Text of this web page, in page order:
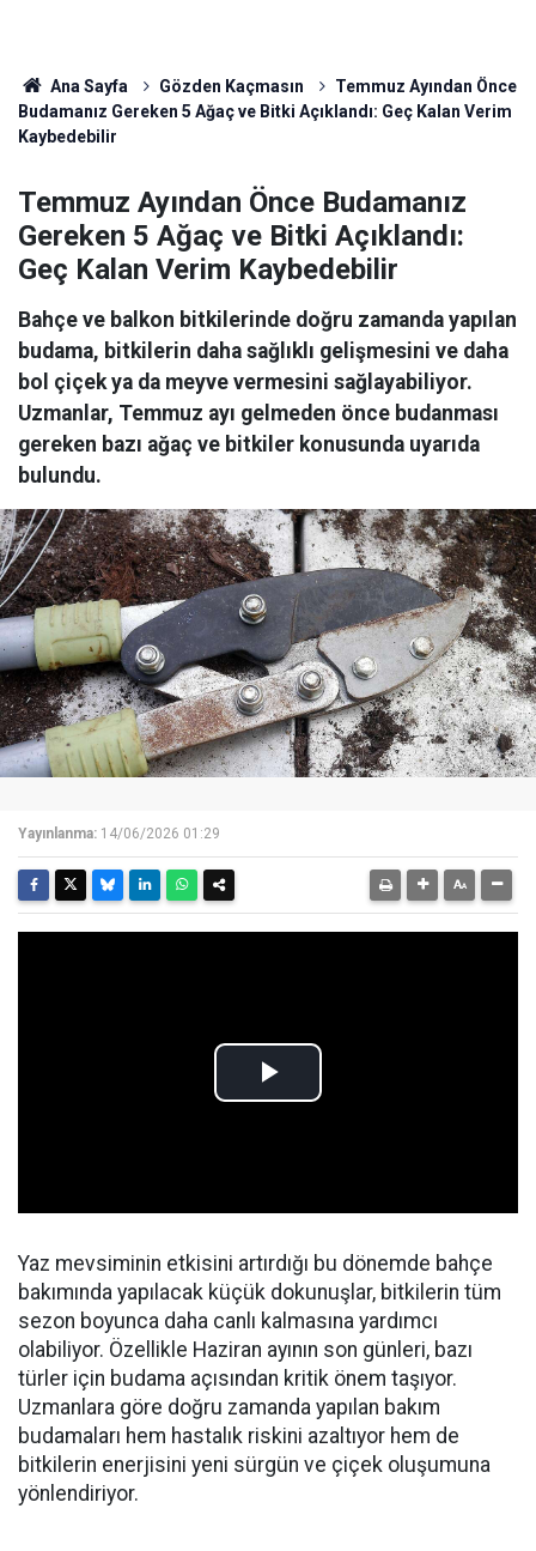
Ana Sayfa Gözden Kaçmasın
Temmuz Ayından Önce
Budamanız Gereken 5 Ağaç ve Bitki Açıklandı: Geç Kalan Verim
Kaybedebilir
Temmuz Ayından Önce Budamanız
Gereken 5 Ağaç ve Bitki Açıklandı:
Geç Kalan Verim Kaybedebilir
Bahçe ve balkon bitkilerinde doğru zamanda yapılan
budama, bitkilerin daha sağlıklı gelişmesini ve daha
bol çiçek ya da meyve vermesini sağlayabiliyor.
Uzmanlar, Temmuz ayı gelmeden önce budanması
gereken bazı ağaç ve bitkiler konusunda uyarıda
bulundu.
Yayınlanma: 14/06/2026 01:29
Yaz mevsiminin etkisini artırdığı bu dönemde bahçe
bakımında yapılacak küçük dokunuşlar, bitkilerin tüm
sezon boyunca daha canlı kalmasına yardımcı
olabiliyor. Özellikle Haziran ayının son günleri, bazı
türler için budama açısından kritik önem taşıyor.
Uzmanlara göre doğru zamanda yapılan bakım
budamaları hem hastalık riskini azaltıyor hem de
bitkilerin enerjisini yeni sürgün ve çiçek oluşumuna
yönlendiriyor.